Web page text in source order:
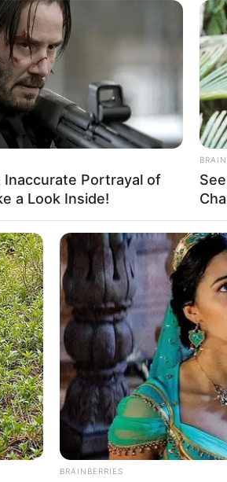
történt
Inaccurate Portrayal of
a Look Inside!
BRAINBERRIES